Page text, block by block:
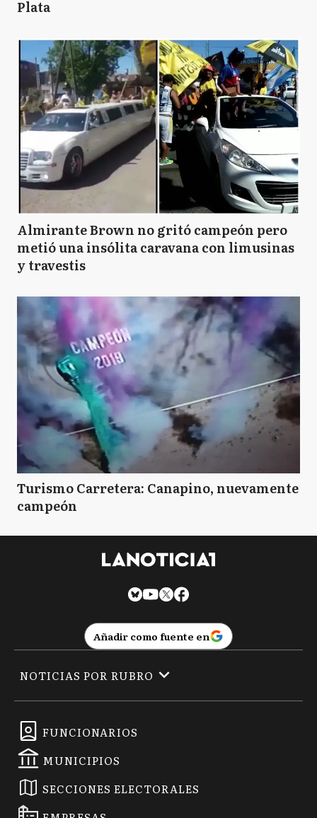
Plata
Almirante Brown no gritó campeón pero
metió una insólita caravana con limusinas
y travestis
Turismo Carretera: Canapino, nuevamente
campeón
Añadir como fuente en
FUNCIONARIOS
MUNICIPIOS
SECCIONES ELECTORALES
NOTICIAS POR RUBRO